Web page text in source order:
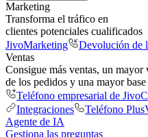
Marketing
Transforma el tráfico en
clientes potenciales cualificados
JivoMarketing
Devolución de
Ventas
Consigue más ventas, un mayor
de los pedidos y una mayor
Teléfono empresarial de
Integraciones
Teléfono Plus
Agente de IA
Gestiona las preguntas